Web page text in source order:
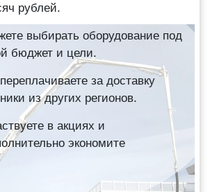
рублей.
выбирать оборудование под
бюджет и цели.
за доставку
из других регионов.
в акциях и
экономите